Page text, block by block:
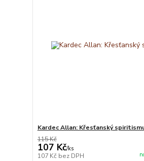
Kardec Allan: Křesťanský
115 Kč
107 Kč/ks
107 Kč bez DPH